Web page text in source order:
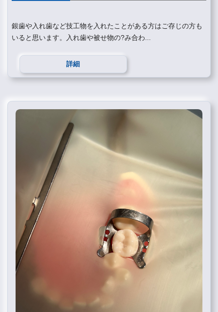
銀歯や入れ歯など技工物を入れたことがある方はご存じの方も
いると思います。入れ歯や被せ物の?み合わ...
詳細